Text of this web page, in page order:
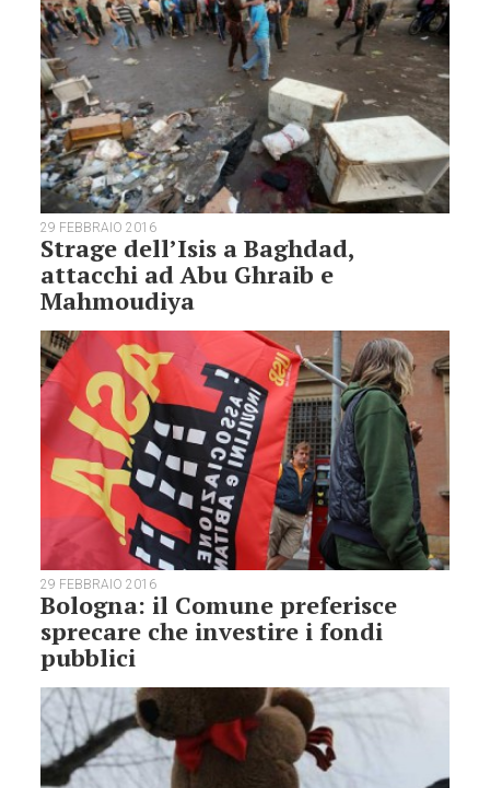
29 FEBBRAIO 2016
Strage dell’Isis a Baghdad,
attacchi ad Abu Ghraib e
Mahmoudiya
29 FEBBRAIO 2016
Bologna: il Comune preferisce
sprecare che investire i fondi
pubblici